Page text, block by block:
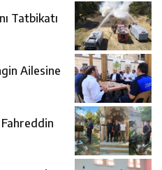
Tatbikatı
Ailesine